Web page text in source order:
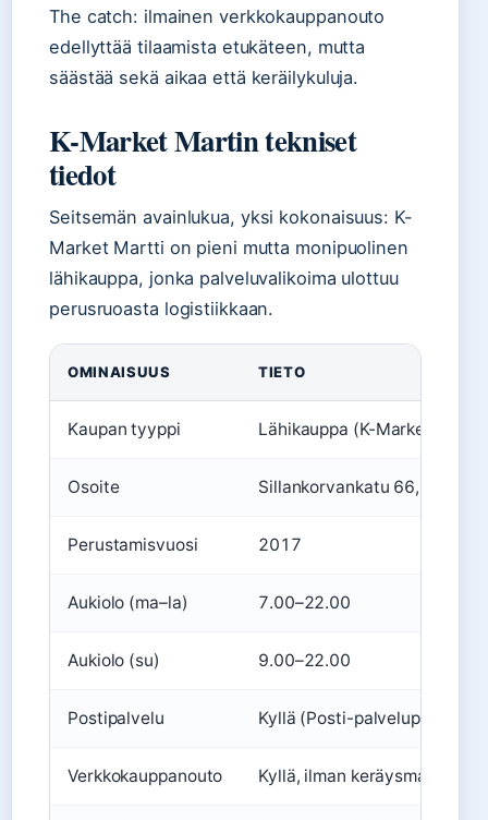
The catch: ilmainen verkkokauppanouto
edellyttää tilaamista etukäteen, mutta
säästää sekä aikaa että keräilykuluja.
K-Market Martin tekniset
tiedot
Seitsemän avainlukua, yksi kokonaisuus: K-
Market Martti on pieni mutta monipuolinen
lähikauppa, jonka palveluvalikoima ulottuu
perusruoasta logistiikkaan.
OMINAISUUS TIETO
Kaupan tyyppi Lähikauppa (K-Market)
Osoite Sillankorvankatu 66, 05810
Perustamisvuosi 2017
Aukiolo (ma–la) 7.00–22.00
Aukiolo (su) 9.00–22.00
Postipalvelu Kyllä (Posti-palvelupiste)
Verkkokauppanouto Kyllä, ilman keräysmaksua